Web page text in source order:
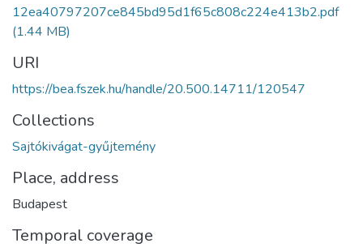
12ea40797207ce845bd95d1f65c808c224e413b2.pdf
(1.44 MB)
URI
https://bea.fszek.hu/handle/20.500.14711/120547
Collections
Sajtókivágat-gyűjtemény
Place, address
Budapest
Temporal coverage